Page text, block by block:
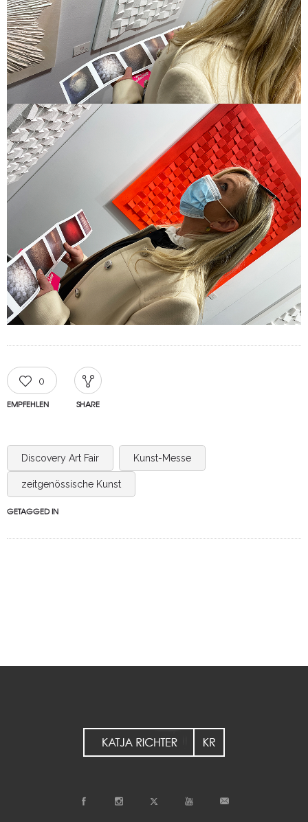
0
EMPFEHLEN SHARE
Discovery Art Fair Kunst-Messe
zeitgenössische Kunst
GETAGGED IN